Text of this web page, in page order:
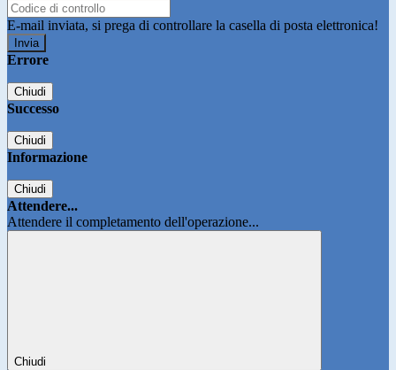
E-mail inviata, si prega di controllare la casella di posta elettronica!
Errore
Chiudi
Successo
Chiudi
Informazione
Chiudi
Attendere...
Attendere il completamento dell'operazione...
Chiudi